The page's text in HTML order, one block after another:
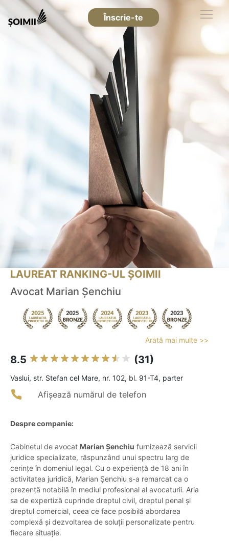
Înscrie-te
LAUREAT RANKING-UL ȘOIMII
Avocat Marian Șenchiu
Arată mai multe >>
8.5 (31)
Vaslui, str. Stefan cel Mare, nr. 102, bl. 91-T4, parter
Afișează numărul de telefon
Despre companie:
Cabinetul de avocat Marian Șenchiu furnizează servicii
juridice specializate, răspunzând unui spectru larg de
cerințe în domeniul legal. Cu o experiență de 18 ani în
activitatea juridică, Marian Șenchiu s-a remarcat ca o
prezență notabilă în mediul profesional al avocaturii. Aria
sa de expertiză cuprinde dreptul civil, dreptul penal și
dreptul comercial, ceea ce face posibilă abordarea
complexă și dezvoltarea de soluții personalizate pentru
fiecare situație.